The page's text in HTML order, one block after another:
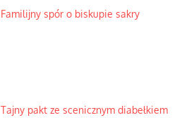
Familijny spór o biskupie sakry
Tajny pakt ze scenicznym diabełkiem